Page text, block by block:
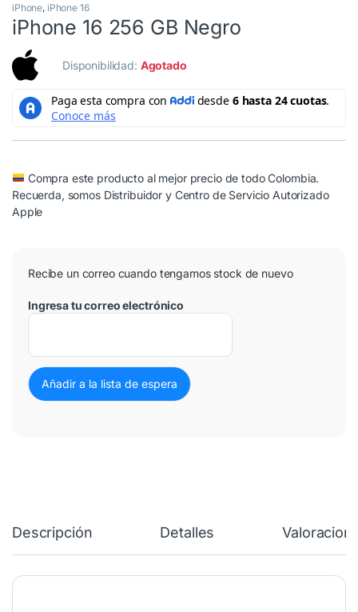
iPhone, iPhone 16
iPhone 16 256 GB Negro
Disponibilidad: Agotado
Compra este producto al mejor precio de todo Colombia.
Recuerda, somos Distribuidor y Centro de Servicio Autorizado
Apple
Recibe un correo cuando tengamos stock de nuevo
Ingresa tu correo electrónico
Descripción Detalles